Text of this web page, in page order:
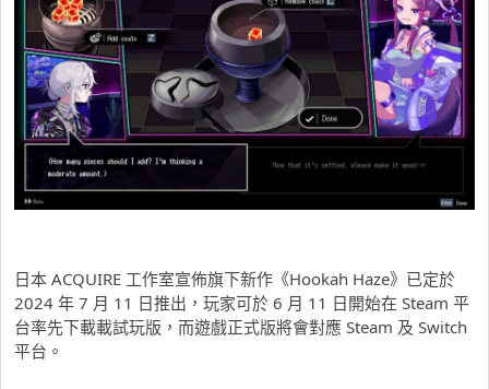
日本 ACQUIRE 工作室宣佈旗下新作《Hookah Haze》已定於
2024 年 7 月 11 日推出，玩家可於 6 月 11 日開始在 Steam 平
台率先下載載試玩版，而遊戲正式版將會對應 Steam 及 Switch
平台。